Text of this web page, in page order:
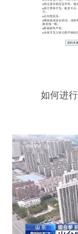
如何进